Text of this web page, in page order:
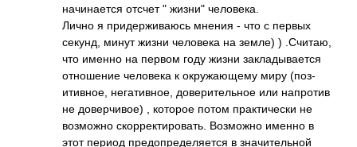
начи­нается отсчет " жизни" чело­века.
Лично я прид­ержи­ваюсь мнения - что с первых
секунд, минут жизни чело­века на земле) ) .Счи­таю,
что именно на первом году жизни закл­адыв­ается
отно­шение чело­века к окру­жающ­ему миру (поз­
итив­ное, нега­тивн­ое, дове­рите­льное или напр­отив
не дове­рчив­ое) , которое потом прак­тиче­ски не
возм­ожно скор­рект­иров­ать. Возм­ожно именно в
этот период пред­опре­деля­ется в знач­ител­ьной